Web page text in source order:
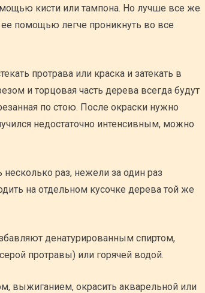
кисти или тампона. Но лучше все же
помощью легче проникнуть во все
протрава или краска и затекать в
и торцовая часть дерева всегда будут
по стою. После окраски нужно
недостаточно интенсивным, можно
раз, нежели за один раз
на отдельном кусочке дерева той же
денатурированным спиртом,
протравы) или горячей водой.
выжиганием, окрасить акварельной или